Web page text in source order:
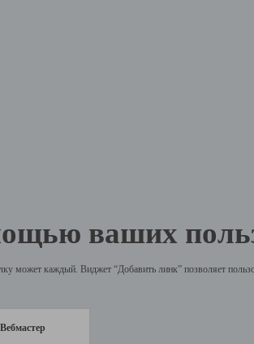
ваших
может каждый. Виджет “Добавить линк” позволяет